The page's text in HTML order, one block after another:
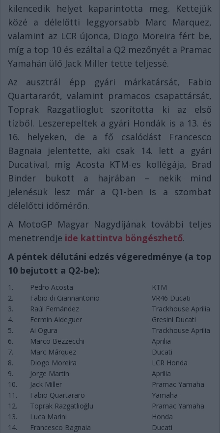
kilencedik helyet kaparintotta meg. Kettejük
közé a délelőtti leggyorsabb Marc Marquez,
valamint az LCR újonca, Diogo Moreira fért be,
míg a top 10 és ezáltal a Q2 mezőnyét a Pramac
Yamahán ülő Jack Miller tette teljessé.
Az ausztrál épp gyári márkatársát, Fabio
Quartararót, valamint pramacos csapattársát,
Toprak Razgatlioglut szorította ki az első
tízből. Leszerepeltek a gyári Hondák is a 13. és
16. helyeken, de a fő csalódást Francesco
Bagnaia jelentette, aki csak 14. lett a gyári
Ducatival, míg Acosta KTM-es kollégája, Brad
Binder bukott a hajrában – nekik mind
jelenésük lesz már a Q1-ben is a szombat
délelőtti időmérőn.
A MotoGP Magyar Nagydíjának további teljes
menetrendje ide kattintva böngészhető.
A péntek délutáni edzés végeredménye (a top
10 bejutott a Q2-be):
1. Pedro Acosta
KTM
2.
Fabio di Giannantonio
VR46 Ducati
3.
Raúl Fernández
Trackhouse Aprilia
4.
Fermín Aldeguer
Gresini Ducati
5.
Ai Ogura
Trackhouse Aprilia
6.
Marco Bezzecchi
Aprilia
7.
Marc Márquez
Ducati
8.
Diogo Moreira
LCR Honda
9.
Jorge Martín
Aprilia
10.
Jack Miller
Pramac Yamaha
11.
Fabio Quartararo
Yamaha
12.
Toprak Razgatlıoğlu
Pramac Yamaha
13.
Luca Marini
Honda
14.
Francesco Bagnaia
Ducati